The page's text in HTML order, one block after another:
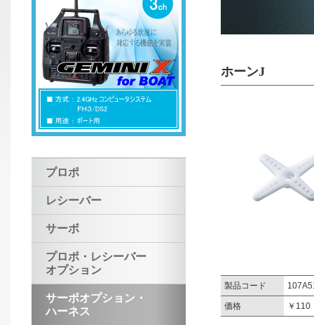
プロポ
レシーバー
サーボ
プロポ・レシーバー
オプション
サーボオプション・
ハーネス
ホーンJ
製品コード
価格 ￥110